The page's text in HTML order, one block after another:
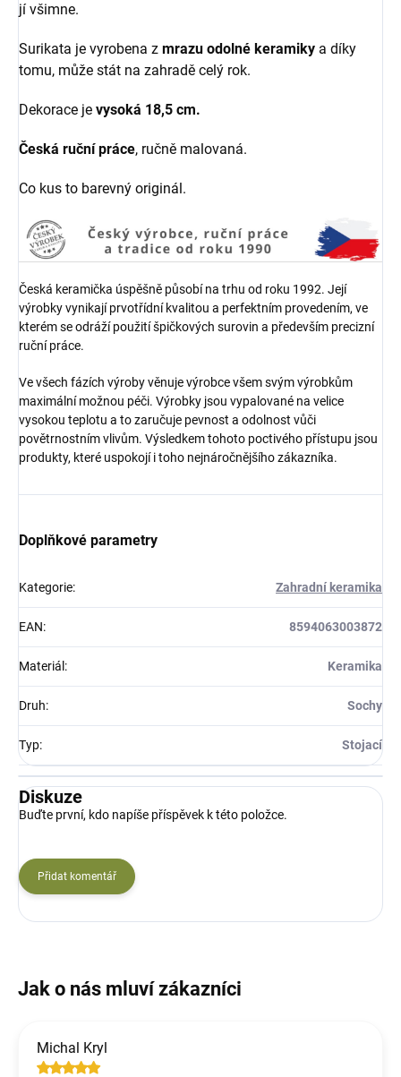
jí všimne.
Surikata je vyrobena z mrazu odolné keramiky a díky
tomu, může stát na zahradě celý rok.
Dekorace je vysoká 18,5 cm.
Česká ruční práce, ručně malovaná.
Co kus to barevný originál.
Česká keramička úspěšně působí na trhu od roku 1992. Její
výrobky vynikají prvotřídní kvalitou a perfektním provedením, ve
kterém se odráží použití špičkových surovin a především precizní
ruční práce.
Ve všech fázích výroby věnuje výrobce všem svým výrobkům
maximální možnou péči. Výrobky jsou vypalované na velice
vysokou teplotu a to zaručuje pevnost a odolnost vůči
povětrnostním vlivům. Výsledkem tohoto poctivého přístupu jsou
produkty, které uspokojí i toho nejnáročnějšího zákazníka.
Doplňkové parametry
Kategorie: Zahradní keramika
EAN: 8594063003872
Materiál : Keramika
Druh: Sochy
Typ: Stojací
Diskuze
Buďte první, kdo napíše příspěvek k této položce.
Přidat komentář
Michal Kryl